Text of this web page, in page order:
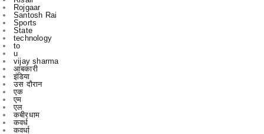
Rojgaar
Santosh Rai
Sports
State
technology
to
u
vijay sharma
आबकारी
इंडिया
उस दौरान
एक
एम
एल
कबीरधाम
कवर्ध
कवर्धा